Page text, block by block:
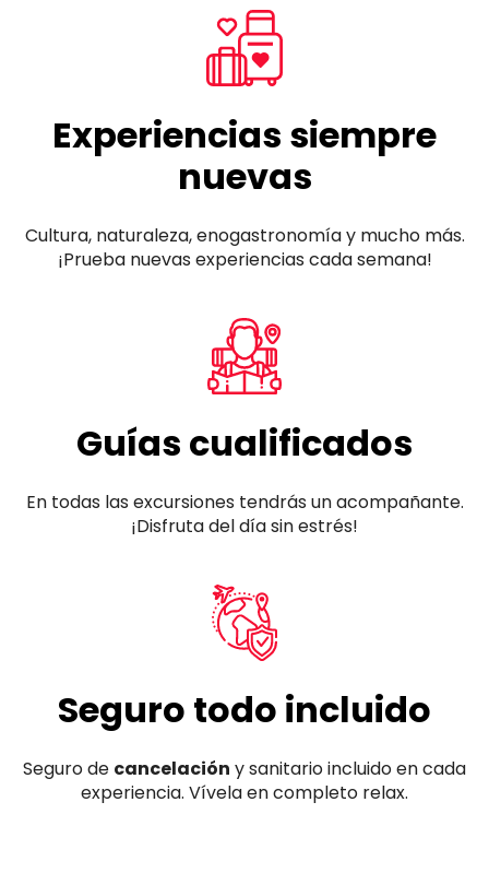
Experiencias siempre
nuevas
Cultura, naturaleza, enogastronomía y mucho más.
¡Prueba nuevas experiencias cada semana!
Guías cualificados
En todas las excursiones tendrás un acompañante.
¡Disfruta del día sin estrés!
Seguro todo incluido
Seguro de cancelación y sanitario incluido en cada
experiencia. Vívela en completo relax.